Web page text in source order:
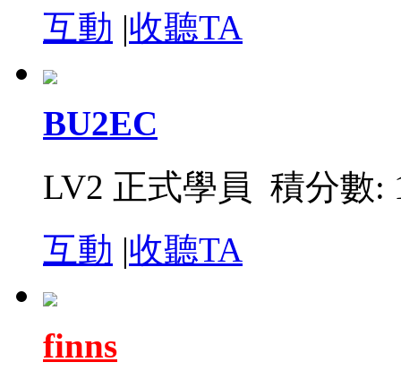
互動 |收聽TA
BU2EC
LV2 正式學員 積分數:
互動 |收聽TA
finns